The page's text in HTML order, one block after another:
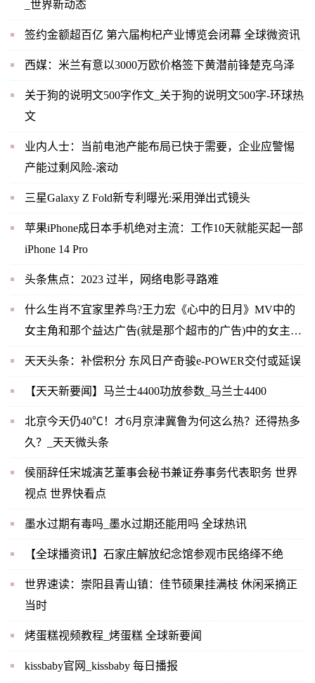
_世界新动态
签约金额超百亿 第六届枸杞产业博览会闭幕 全球微资讯
西媒：米兰有意以3000万欧价格签下黄潜前锋楚克乌泽
关于狗的说明文500字作文_关于狗的说明文500字-环球热
文
业内人士：当前电池产能布局已快于需要，企业应警惕
产能过剩风险-滚动
三星Galaxy Z Fold新专利曝光:采用弹出式镜头
苹果iPhone成日本手机绝对主流：工作10天就能买起一部
iPhone 14 Pro
头条焦点：2023 过半，网络电影寻路难
什么生肖不宜家里养鸟?王力宏《心中的日月》MV中的
女主角和那个益达广告(就是那个超市的广告)中的女主角
天天头条：补偿积分 东风日产奇骏e-POWER交付或延误
【天天新要闻】马兰士4400功放参数_马兰士4400
北京今天仍40℃！才6月京津冀鲁为何这么热？还得热多
久？_天天微头条
侯丽辞任宋城演艺董事会秘书兼证券事务代表职务 世界
视点 世界快看点
墨水过期有毒吗_墨水过期还能用吗 全球热讯
【全球播资讯】石家庄解放纪念馆参观市民络绎不绝
世界速读：崇阳县青山镇：佳节硕果挂满枝 休闲采摘正
当时
烤蛋糕视频教程_烤蛋糕 全球新要闻
kissbaby官网_kissbaby 每日播报